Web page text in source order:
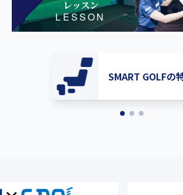
レッスン
LESSON
SMART GOLFの